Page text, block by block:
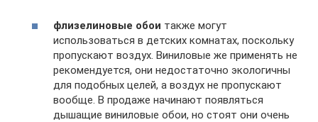
флизелиновые обои также могут
использоваться в детских комнатах, поскольку
пропускают воздух. Виниловые же применять не
рекомендуется, они недостаточно экологичны
для подобных целей, а воздух не пропускают
вообще. В продаже начинают появляться
дышащие виниловые обои, но стоят они очень